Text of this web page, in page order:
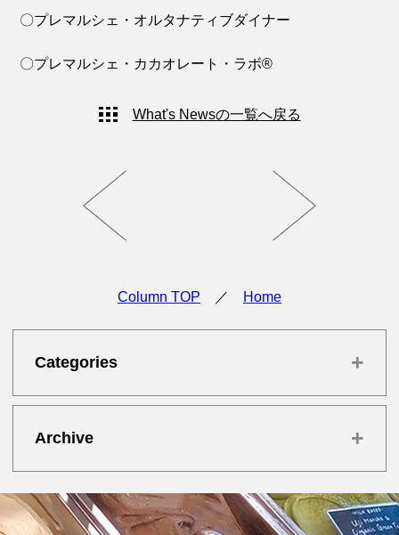
〇プレマルシェ・オルタナティブダイナー
〇プレマルシェ・カカオレート・ラボ®
What's Newsの一覧へ戻る
Column TOP ／ Home
Categories +
Archive +